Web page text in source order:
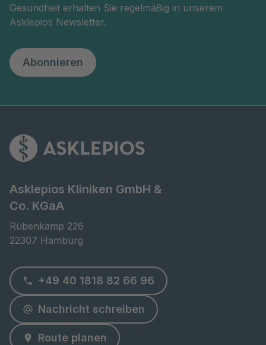
Gesundheit erhalten Sie regelmäßig in unserem
Asklepios Newsletter.
Abonnieren
Asklepios Kliniken GmbH &
Co. KGaA
Rübenkamp 226
22307 Hamburg
+49 40 1818 82 66 96
Nachricht schreiben
Route planen